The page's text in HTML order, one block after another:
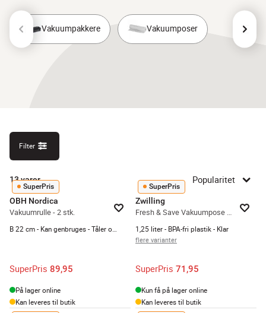
Vakuumpakkere Vakuumposer
Filter
13varer Popularitet
SuperPris
OBH Nordica
Vakuumrulle - 2 stk.
SuperPris 89,95
På lager online
Kan leveres til butik
SuperPris
Zwilling
Fresh & Save Vakuumpose - 10 stk.
1,25 liter - BPA-fri plastik - Klar
flere varianter
SuperPris 71,95
Kun få på lager online
Kan leveres til butik